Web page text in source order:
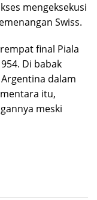
mengeksekusi
Swiss.
final Piala
Di babak
dalam
itu,
meski